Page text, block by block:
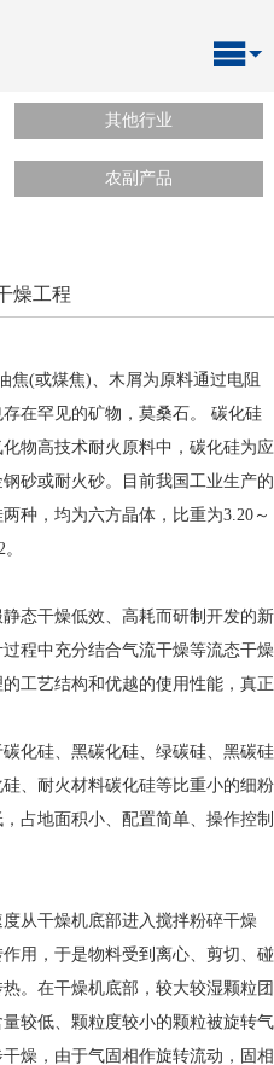
其他行业
农副产品
燥工程
(或煤焦)、木屑为原料通过电阻
在罕见的矿物，莫桑石。 碳化硅
物高技术耐火原料中，碳化硅为应
砂或耐火砂。目前我国工业生产的
种，均为六方晶体，比重为3.20～
干燥低效、高耗而研制开发的新
程中充分结合气流干燥等流态干燥
工艺结构和优越的使用性能，真正
硅、黑碳化硅、绿碳硅、黑碳硅
、耐火材料碳化硅等比重小的细粉
占地面积小、配置简单、操作控制
干燥机底部进入搅拌粉碎干燥
用，于是物料受到离心、剪切、碰
。在干燥机底部，较大较湿颗粒团
较低、颗粒度较小的颗粒被旋转气
燥，由于气固相作旋转流动，固相